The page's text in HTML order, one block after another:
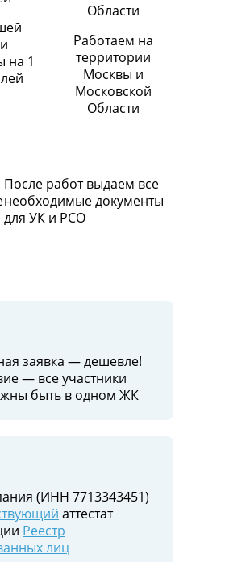
на 1
Работаем на
территории
Москвы и
Московской
Области
После работ выдаем все
необходимые документы
для УК и РСО
заявка — дешевле!
— все участники
быть в одном ЖК
(ИНН 7713343451)
аттестат
Реестр
лиц